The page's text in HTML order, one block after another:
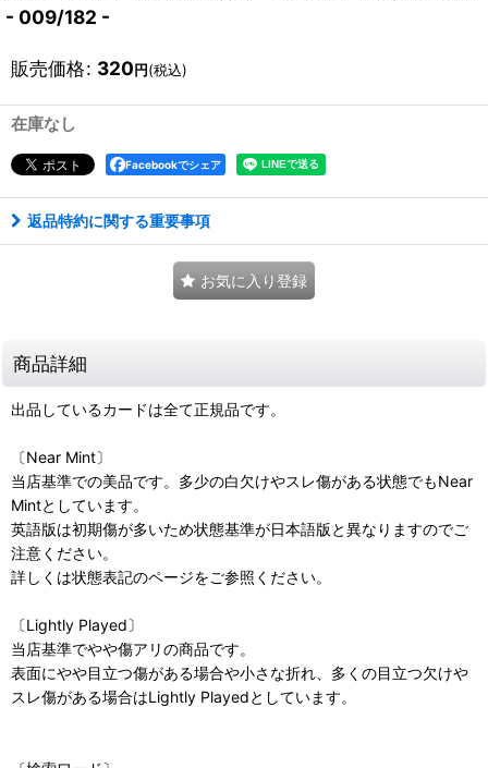
- 009/182 -
販売価格: 320円(税込)
在庫なし
Facebookでシェア
返品特約に関する重要事項
お気に入り登録
商品詳細
出品しているカードは全て正規品です。
〔Near Mint〕
当店基準での美品です。多少の白欠けやスレ傷がある状態でもNear
Mintとしています。
英語版は初期傷が多いため状態基準が日本語版と異なりますのでご
注意ください。
詳しくは状態表記のページをご参照ください。
〔Lightly Played〕
当店基準でやや傷アリの商品です。
表面にやや目立つ傷がある場合や小さな折れ、多くの目立つ欠けや
スレ傷がある場合はLightly Playedとしています。